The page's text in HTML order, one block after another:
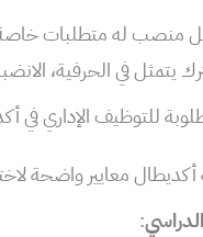
منصب له متطلبات خاصة
يتمثل في الحرفية،
للتوظيف الإداري في
معايير واضحة
: